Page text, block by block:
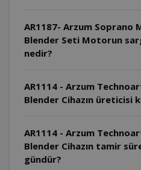
AR1187- Arzum Soprano
Blender Seti Motorun
nedir?
AR1114 - Arzum
Blender Cihazın üreticisi
AR1114 - Arzum
Blender Cihazın tamir
gündür?